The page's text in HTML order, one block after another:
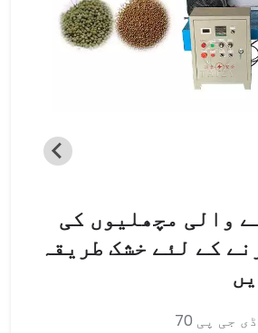
والی مچھلیوں کی
کے لئے خشک طریقہ
ڈی جی پی 70